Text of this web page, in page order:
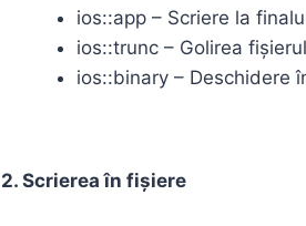
ios::app – Scriere la
ios::trunc – Golirea
ios::binary – Deschidere
2. Scrierea în fișiere